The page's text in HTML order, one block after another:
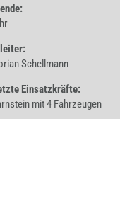
Schellmann
Einsatzkräfte:
mit 4 Fahrzeugen